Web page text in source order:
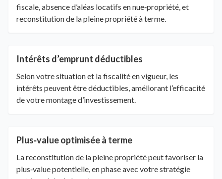
fiscale, absence d’aléas locatifs en nue‑propriété, et
reconstitution de la pleine propriété à terme.
Intérêts d’emprunt déductibles
Selon votre situation et la fiscalité en vigueur, les
intérêts peuvent être déductibles, améliorant l’efficacité
de votre montage d’investissement.
Plus‑value optimisée à terme
La reconstitution de la pleine propriété peut favoriser la
plus‑value potentielle, en phase avec votre stratégie